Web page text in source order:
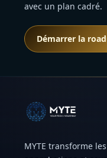
avec un plan cadré.
Démarrer la
MYTE transforme